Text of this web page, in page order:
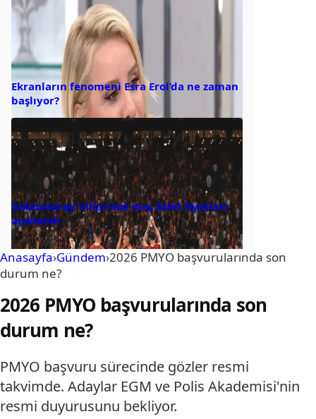
Ekranların fenomeni Esra Erol’da ne zaman
başlıyor?
Galatasaray Villarreal maç bilet fiyatları
açıklandı
Anasayfa›Gündem›2026 PMYO başvurularında son
durum ne?
2026 PMYO başvurularında son
durum ne?
PMYO başvuru sürecinde gözler resmi
takvimde. Adaylar EGM ve Polis Akademisi'nin
resmi duyurusunu bekliyor.